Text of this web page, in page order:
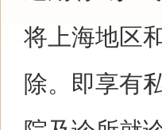
将上海地区
除。即享有